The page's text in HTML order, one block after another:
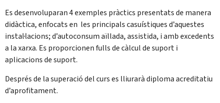
Es desenvoluparan 4 exemples pràctics presentats de manera
didàctica, enfocats en les principals casuístiques d’aquestes
instal·lacions; d’autoconsum aïllada, assistida, i amb excedents
a la xarxa. Es proporcionen fulls de càlcul de suport i
aplicacions de suport.
Després de la superació del curs es lliurarà diploma acreditatiu
d’aprofitament.